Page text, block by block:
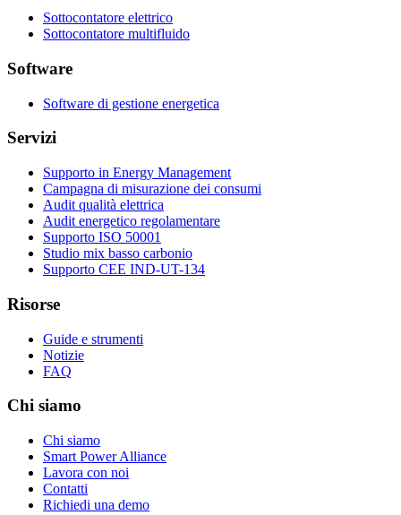
Sottocontatore elettrico
Sottocontatore multifluido
Software
Software di gestione energetica
Servizi
Supporto in Energy Management
Campagna di misurazione dei consumi
Audit qualità elettrica
Audit energetico regolamentare
Supporto ISO 50001
Studio mix basso carbonio
Supporto CEE IND-UT-134
Risorse
Guide e strumenti
Notizie
FAQ
Chi siamo
Chi siamo
Smart Power Alliance
Lavora con noi
Contatti
Richiedi una demo